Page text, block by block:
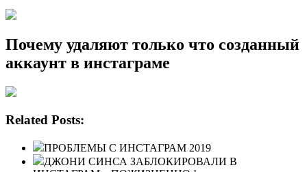
Почему удаляют только что созданный
аккаунт в инстаграме
Related Posts:
ПРОБЛЕМЫ С ИНСТАГРАМ 2019
ДЖОНИ СИНСА ЗАБЛОКИРОВАЛИ В